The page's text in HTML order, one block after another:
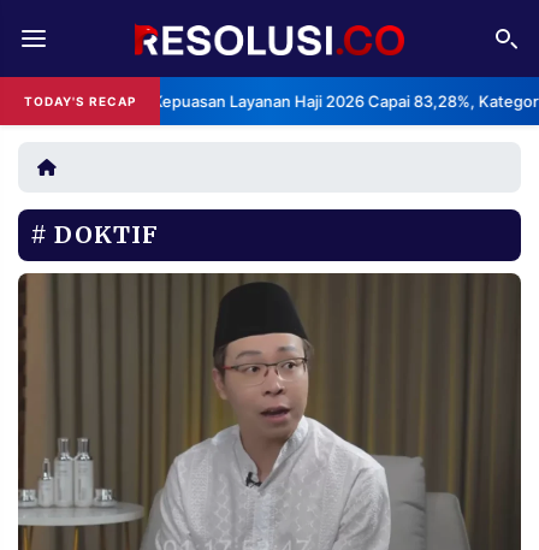
TODAY'S RECAP
BPS: Indeks Kepuasan Layanan Haji 2026 Capai 83,28%, Kategori
REDAKSI TENTANG
RESOLUSI IKLAN
RUBRIKASI
EDITORIAL AKSARA
PERSONA
NASIONAL
INFORMASI
PRIVACY BERITA
DOKTIF